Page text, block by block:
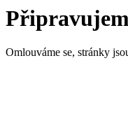
Omlouváme se, stránky